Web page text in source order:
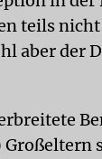
teils
aber der